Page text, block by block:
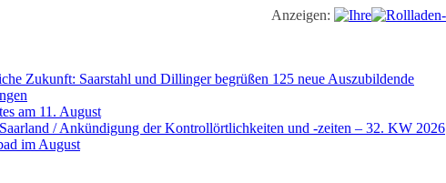
Anzeigen:
Zukunft: Saarstahl und Dillinger begrüßen 125 neue Auszubildende
am 11. August
/ Ankündigung der Kontrollörtlichkeiten und -zeiten – 32. KW 2026
im August